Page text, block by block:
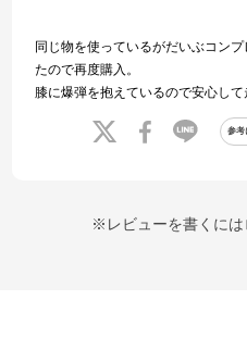
同じ物を使っているがだいぶコン
たので再度購入。
膝に爆弾を抱えているので安心して
参考
※レビューを書くには